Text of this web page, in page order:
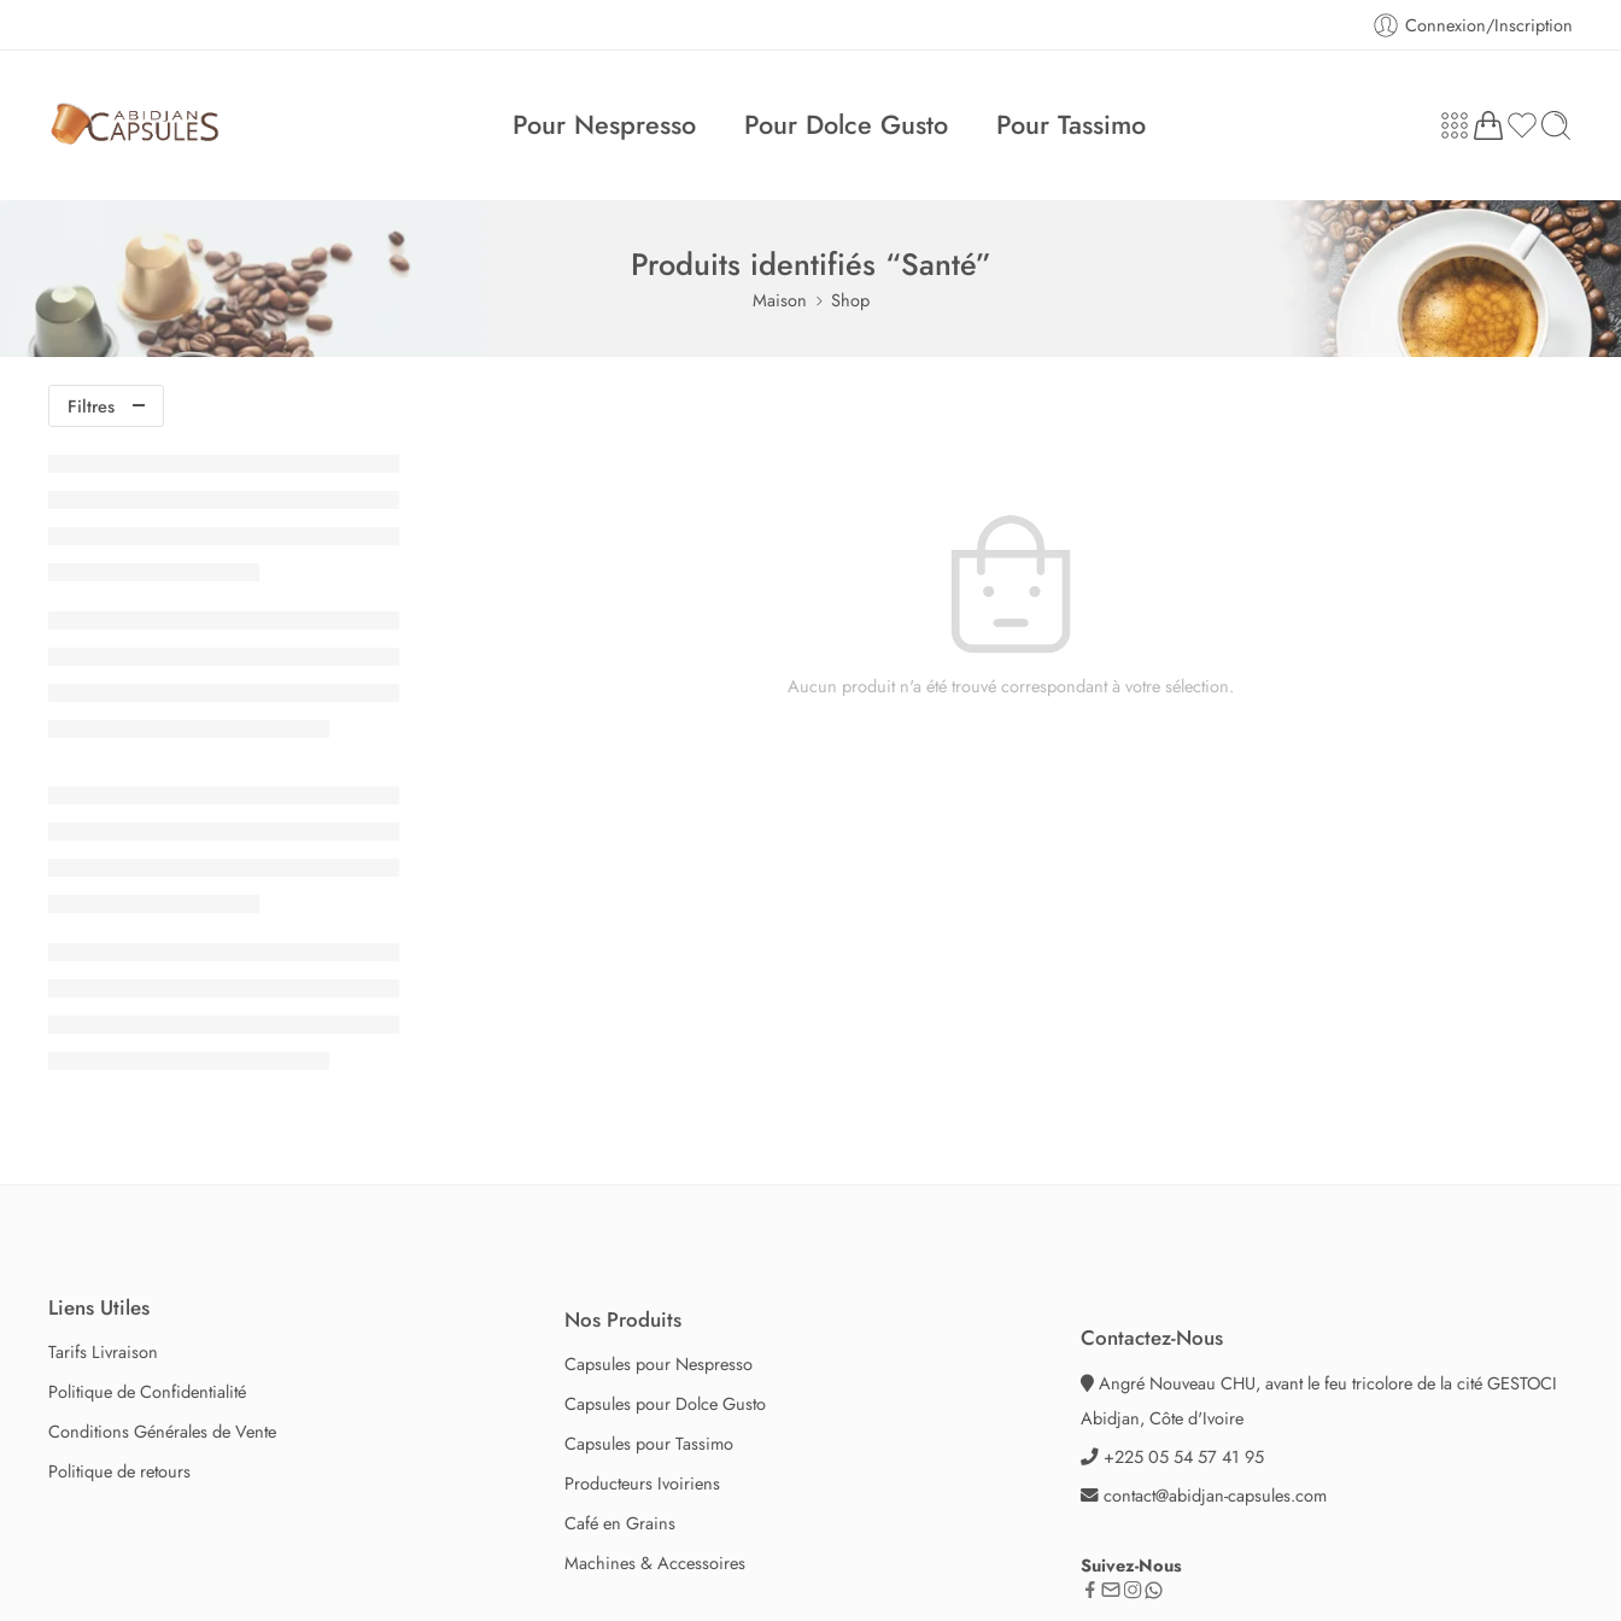
Connexion/Inscription
Pour Nespresso Pour Dolce Gusto Pour Tassimo
Produits identifiés “Santé”
Maison Shop
Filtres
Aucun produit n'a été trouvé correspondant à votre sélection.
Liens Utiles
Tarifs Livraison
Politique de Confidentialité
Conditions Générales de Vente
Politique de retours
Nos Produits
Capsules pour Nespresso
Capsules pour Dolce Gusto
Capsules pour Tassimo
Producteurs Ivoiriens
Café en Grains
Machines & Accessoires
Contactez-Nous
Angré Nouveau CHU, avant le feu tricolore de la cité GESTOCI
Abidjan, Côte d'Ivoire
+225 05 54 57 41 95
contact@abidjan-capsules.com
Suivez-Nous